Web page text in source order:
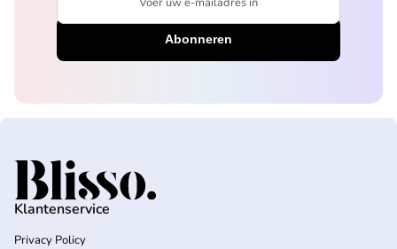
Voer uw e-mailadres in
Home
Klantenservice
Privacy Policy